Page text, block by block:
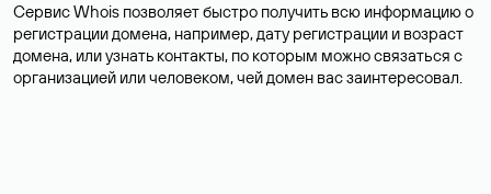
Сервис Whois позволяет быстро получить всю информацию о
регистрации домена, например, дату регистрации и возраст
домена, или узнать контакты, по которым можно связаться с
организацией или человеком, чей домен вас заинтересовал.